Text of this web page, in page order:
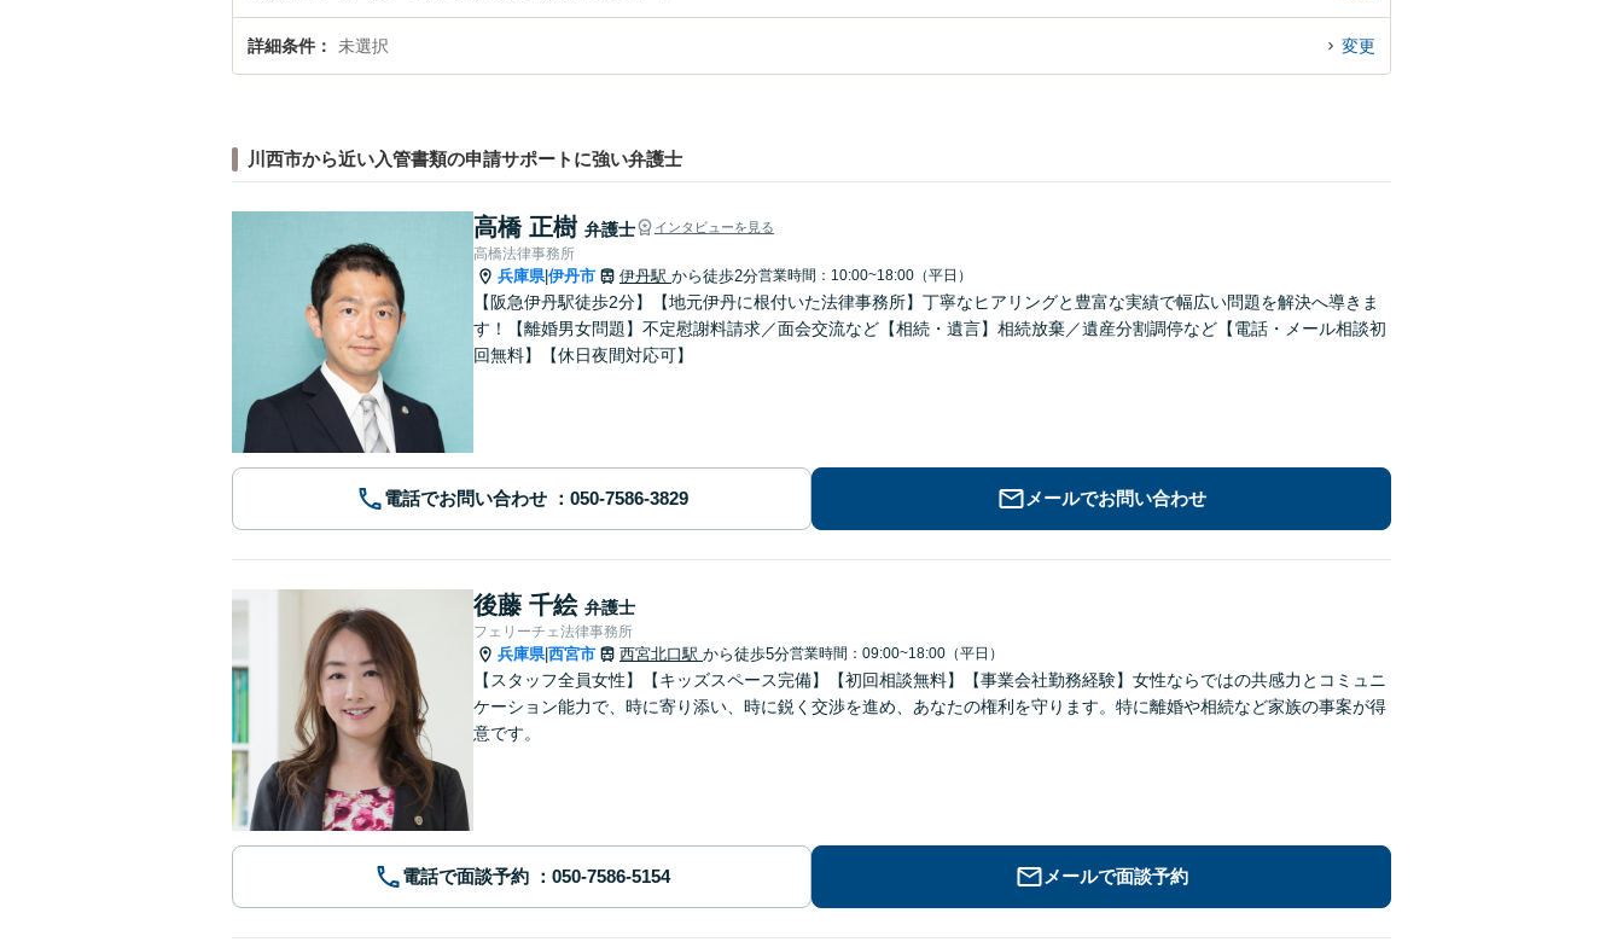
詳細条件 未選択 変更
川西市から近い入管書類の申請サポートに強い弁護士
高橋 正樹 弁護士 インタビューを見る
高橋法律事務所
兵庫県|伊丹市 伊丹駅 から徒歩2分営業時間：10:00~18:00（平日）
【阪急伊丹駅徒歩2分】【地元伊丹に根付いた法律事務所】丁寧なヒアリングと豊富な実績で幅広い問題を解決へ導きま
す！【離婚男女問題】不定慰謝料請求／面会交流など【相続・遺言】相続放棄／遺産分割調停など【電話・メール相談初
回無料】【休日夜間対応可】
電話でお問い合わせ メールでお問い合わせ
後藤 千絵 弁護士
フェリーチェ法律事務所
兵庫県|西宮市 西宮北口駅 から徒歩5分営業時間：09:00~18:00（平日）
【スタッフ全員女性】【キッズスペース完備】【初回相談無料】【事業会社勤務経験】女性ならではの共感力とコミュニ
ケーション能力で、時に寄り添い、時に鋭く交渉を進め、あなたの権利を守ります。特に離婚や相続など家族の事案が得
意です。
電話で面談予約 メールで面談予約